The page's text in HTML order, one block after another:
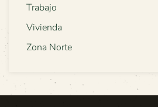
Trabajo
Vivienda
Zona Norte